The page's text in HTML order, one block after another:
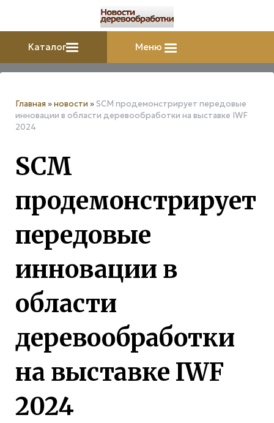
Каталог Меню
Главная »новости »SCM продемонстрирует передовые
инновации в области деревообработки на выставке IWF
2024
SCM
продемонстрирует
передовые
инновации в
области
деревообработки
на выставке IWF
2024